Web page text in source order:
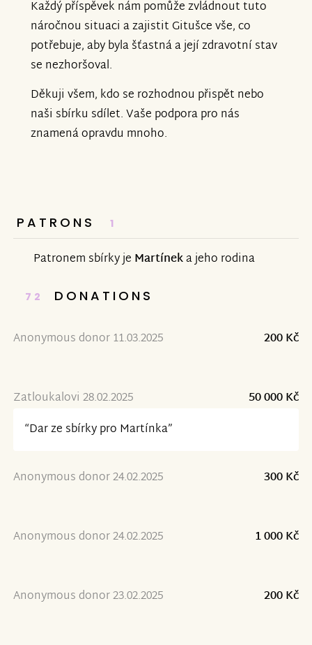
Každý příspěvek nám pomůže zvládnout tuto
náročnou situaci a zajistit Gitušce vše, co
potřebuje, aby byla šťastná a její zdravotní stav
se nezhoršoval.
Děkuji všem, kdo se rozhodnou přispět nebo
naši sbírku sdílet. Vaše podpora pro nás
znamená opravdu mnoho.
PATRONS 1
Patronem sbírky je Martíneka jeho rodina
72 DONATIONS
Anonymous donor 11.03.2025 200 Kč
Zatloukalovi 28.02.2025
50 000 Kč
“Dar ze sbírky pro Martínka”
Anonymous donor 24.02.2025 300 Kč
Anonymous donor 24.02.2025 1 000 Kč
Anonymous donor 23.02.2025 200 Kč